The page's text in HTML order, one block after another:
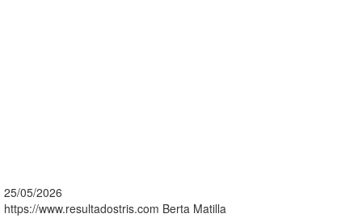
25/05/2026
https://www.resultadostris.com Berta Matilla